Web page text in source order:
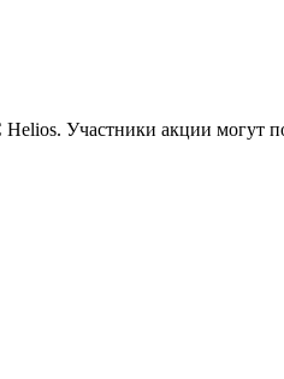
Helios. Участники акции могут